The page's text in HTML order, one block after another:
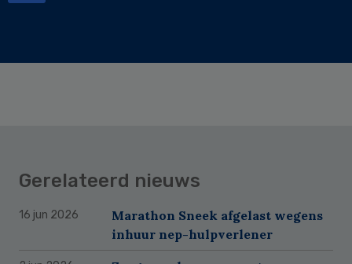
Gerelateerd nieuws
16 jun 2026
Marathon Sneek afgelast wegens
inhuur nep-hulpverlener